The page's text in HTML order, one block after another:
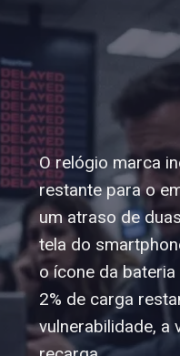
O relógio marca
restante para o
um atraso de
tela do
o ícone da
2% de carga
vulnerabilidade, a